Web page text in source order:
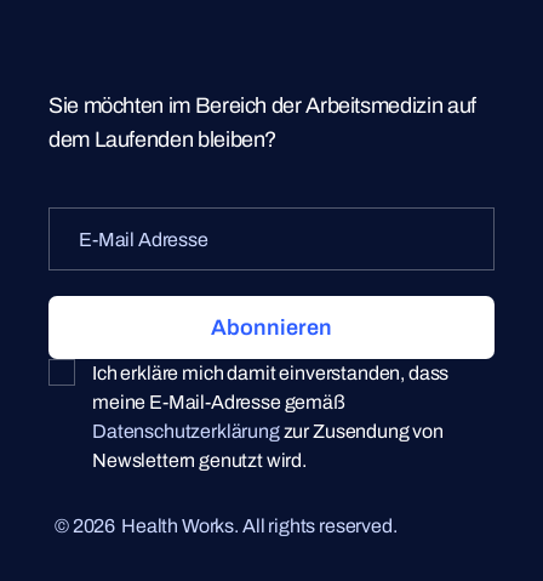
Sie möchten im Bereich der Arbeitsmedizin auf
dem Laufenden bleiben?
Ich erkläre mich damit einverstanden, dass
meine E-Mail-Adresse gemäß
Datenschutzerklärungzur Zusendung von
Newslettern genutzt wird.
© 2026 Health Works. All rights reserved.